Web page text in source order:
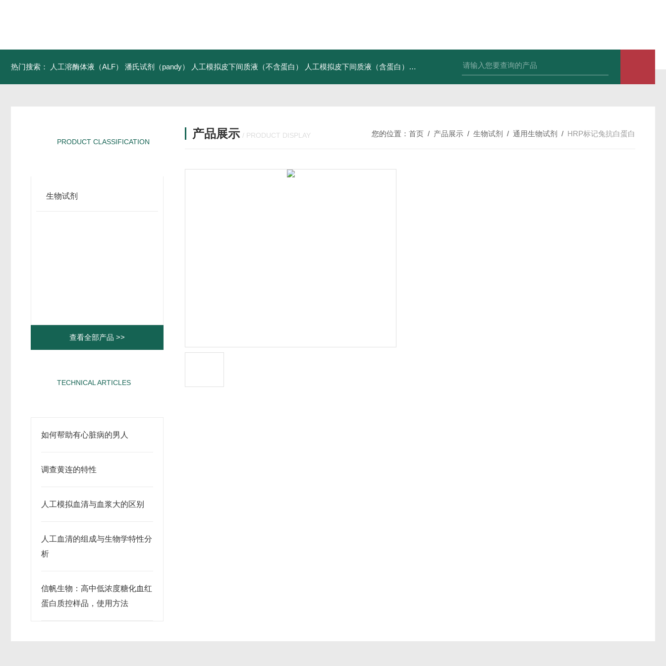
热门搜索： 人工溶酶体液（ALF） 潘氏试剂（pandy） 人工模拟皮下间质液（不含蛋白） 人工模拟皮下间质液（含蛋白） FITC标记小鼠抗His tag 组织细胞固定液（8％，PFA）
PRODUCT CLASSIFICATION
生物试剂
查看全部产品 >>
TECHNICAL ARTICLES
如何帮助有心脏病的男人
调查黄连的特性
人工模拟血清与血浆大的区别
人工血清的组成与生物学特性分
析
信帆生物：高中低浓度糖化血红
蛋白质控样品，使用方法
产品展示 / PRODUCT DISPLAY 您的位置： 首页 / 产品展示 / 生物试剂 / 通用生物试剂 / HRP标记兔抗白蛋白